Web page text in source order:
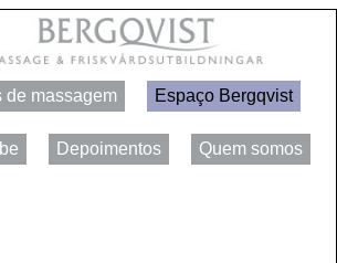
de massagem Espaço Bergqvist
Depoimentos Quem somos